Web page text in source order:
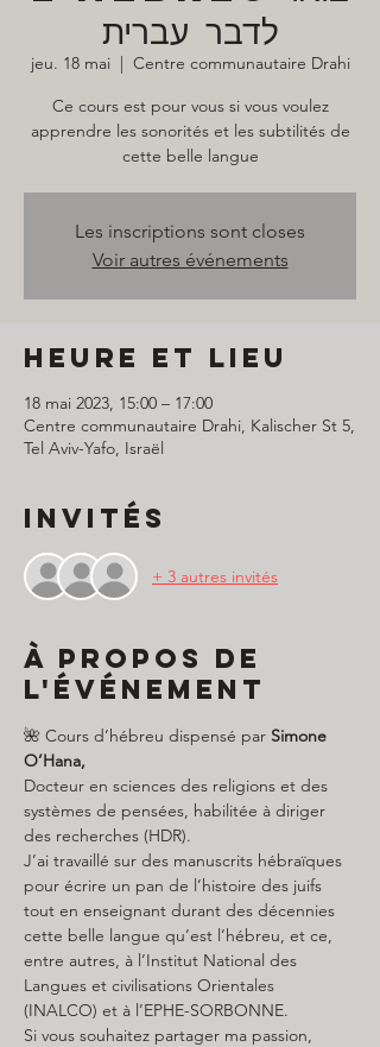
לדבר עברית
jeu. 18 mai
  |
Centre communautaire Drahi
Ce cours est pour vous si vous voulez
apprendre les sonorités et les subtilités de
cette belle langue
Les inscriptions sont closes
Voir autres événements
Heure et lieu
18 mai 2023, 15:00 – 17:00
Centre communautaire Drahi, Kalischer St 5,
Tel Aviv-Yafo, Israël
Invités
+ 3 autres invités
À propos de
l'événement
🌺 Cours d’hébreu dispensé par Simone
O’Hana,
Docteur en sciences des religions et des
systèmes de pensées, habilitée à diriger
des recherches (HDR).
J’ai travaillé sur des manuscrits hébraïques
pour écrire un pan de l’histoire des juifs
tout en enseignant durant des décennies
cette belle langue qu’est l’hébreu, et ce,
entre autres, à l’Institut National des
Langues et civilisations Orientales
(INALCO) et à l’EPHE-SORBONNE.
Si vous souhaitez partager ma passion,